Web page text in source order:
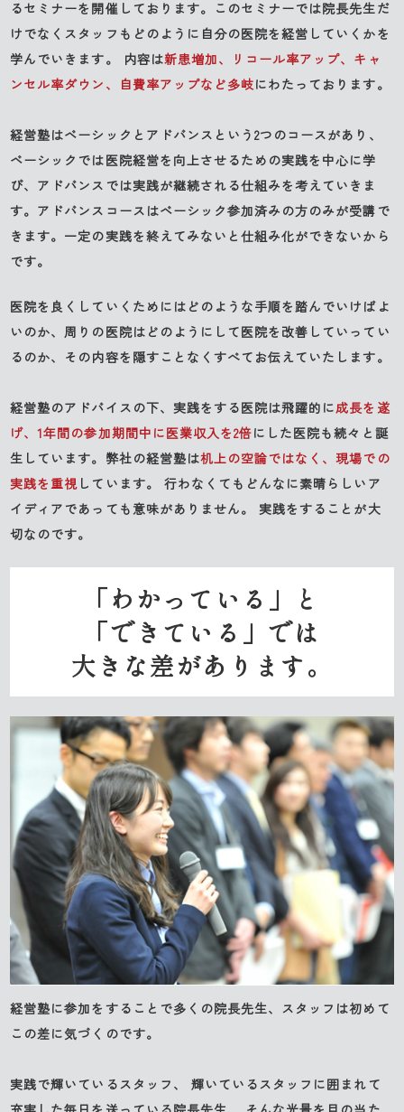
るセミナーを開催しております。このセミナーでは院長先生だ
けでなくスタッフもどのように自分の医院を経営していくかを
学んでいきます。 内容は新患増加、リコール率アップ、キャ
ンセル率ダウン、自費率アップなど多岐にわたっております。
経営塾はベーシックとアドバンスという2つのコースがあり、
ベーシックでは医院経営を向上させるための実践を中心に学
び、アドバンスでは実践が継続される仕組みを考えていきま
す。アドバンスコースはベーシック参加済みの方のみが受講で
きます。一定の実践を終えてみないと仕組み化ができないから
です。
医院を良くしていくためにはどのような手順を踏んでいけばよ
いのか、周りの医院はどのようにして医院を改善していってい
るのか、その内容を隠すことなくすべてお伝えていたします。
経営塾のアドバイスの下、実践をする医院は飛躍的に成長を遂
げ、1年間の参加期間中に医業収入を2倍にした医院も続々と誕
生しています。弊社の経営塾は机上の空論ではなく、現場での
実践を重視 しています。 行わなくてもどんなに素晴らしいア
イディアであっても意味がありません。 実践をすることが大
切なのです。
「わかっている」と
「できている」では
大きな差があります。
経営塾に参加をすることで多くの院長先生、スタッフは初めて
この差に気づくのです。
実践で輝いているスタッフ、 輝いているスタッフに囲まれて